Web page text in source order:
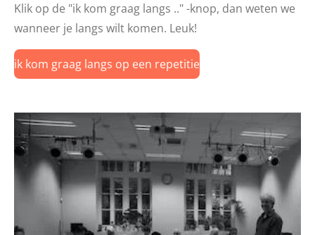
Klik op de "ik kom graag langs .." -knop, dan weten we
wanneer je langs wilt komen. Leuk!
ik kom graag langs op een repetitie